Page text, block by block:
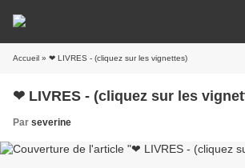
Accueil » ❤ LIVRES - (cliquez sur les vignettes)
❤ LIVRES - (cliquez sur les
Par severine